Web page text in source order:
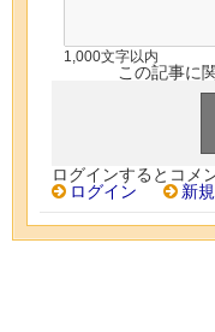
1,000文字以内
この記事に
ログインするとコメ
ログイン
新